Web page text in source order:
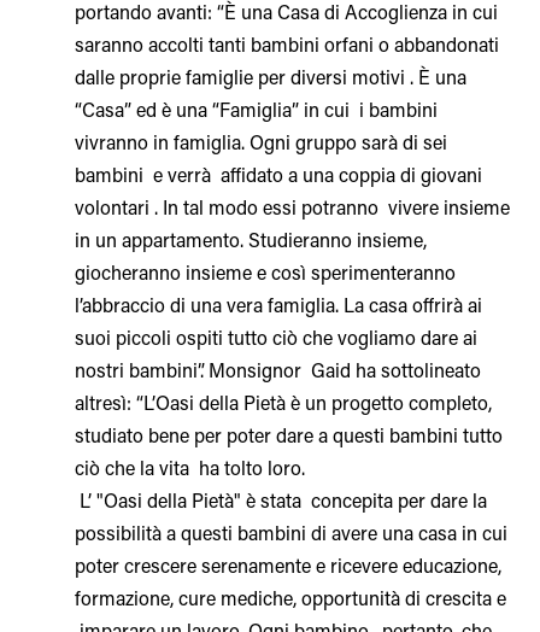
portando avanti: “È una Casa di Accoglienza in cui
saranno accolti tanti bambini orfani o abbandonati
dalle proprie famiglie per diversi motivi . È una
“Casa” ed è una “Famiglia” in cui i bambini
vivranno in famiglia. Ogni gruppo sarà di sei
bambini e verrà affidato a una coppia di giovani
volontari . In tal modo essi potranno vivere insieme
in un appartamento. Studieranno insieme,
giocheranno insieme e così sperimenteranno
l’abbraccio di una vera famiglia. La casa offrirà ai
suoi piccoli ospiti tutto ciò che vogliamo dare ai
nostri bambini”. Monsignor Gaid ha sottolineato
altresì: “L’Oasi della Pietà è un progetto completo,
studiato bene per poter dare a questi bambini tutto
ciò che la vita ha tolto loro.
L’ "Oasi della Pietà" è stata concepita per dare la
possibilità a questi bambini di avere una casa in cui
poter crescere serenamente e ricevere educazione,
formazione, cure mediche, opportunità di crescita e